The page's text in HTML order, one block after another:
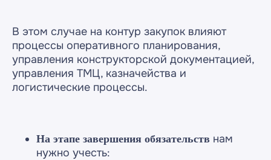
В этом случае на контур закупок влияют
процессы оперативного планирования,
управления конструкторской документацией,
управления ТМЦ, казначейства и
логистические процессы.
На этапе завершения обязательств нам
нужно учесть:
Москва,проспект Мира,
info@razdolie.ru